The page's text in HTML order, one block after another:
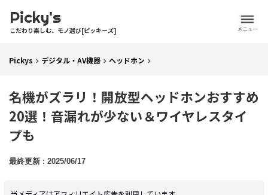
Picky's
こだわり楽しむ、モノ選び[ピッキーズ]
Pickys デジタル・AV機器 ヘッドホン
名機がズラリ！開放型ヘッドホンおすすめ
20選！音漏れが少ない＆ワイヤレスタイ
プも
2025/06/17